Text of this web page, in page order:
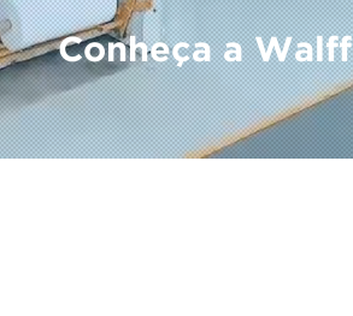
Conheça a Walff